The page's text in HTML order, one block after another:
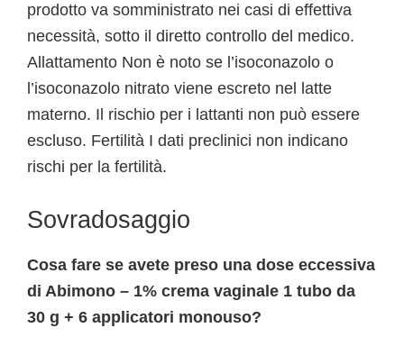
prodotto va somministrato nei casi di effettiva
necessità, sotto il diretto controllo del medico.
Allattamento Non è noto se l’isoconazolo o
l’isoconazolo nitrato viene escreto nel latte
materno. Il rischio per i lattanti non può essere
escluso. Fertilità I dati preclinici non indicano
rischi per la fertilità.
Sovradosaggio
Cosa fare se avete preso una dose eccessiva
di Abimono – 1% crema vaginale 1 tubo da
30 g + 6 applicatori monouso?